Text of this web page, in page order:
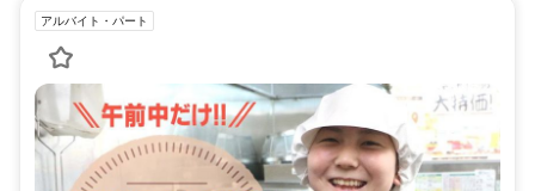
アルバイト・パート